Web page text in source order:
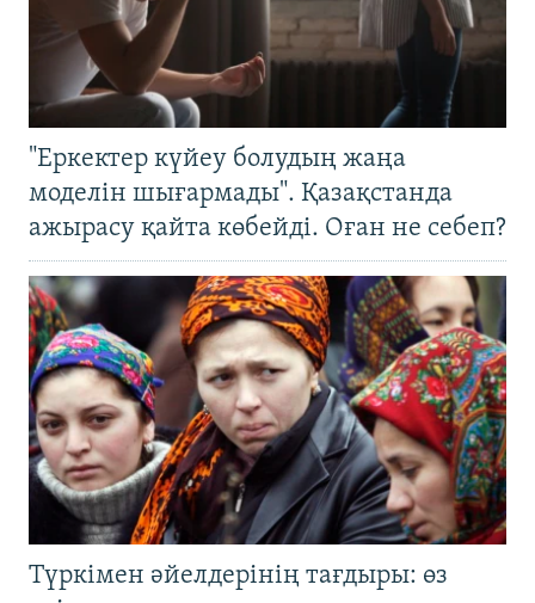
"Еркектер күйеу болудың жаңа
моделін шығармады". Қазақстанда
ажырасу қайта көбейді. Оған не себеп?
Түркімен әйелдерінің тағдыры: өз